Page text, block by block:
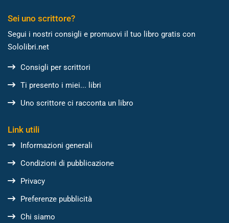
Sei uno scrittore?
Segui i nostri consigli e promuovi il tuo libro gratis con
Sololibri.net
Consigli per scrittori
Ti presento i miei... libri
Uno scrittore ci racconta un libro
Link utili
Informazioni generali
Condizioni di pubblicazione
Privacy
Preferenze pubblicità
Chi siamo